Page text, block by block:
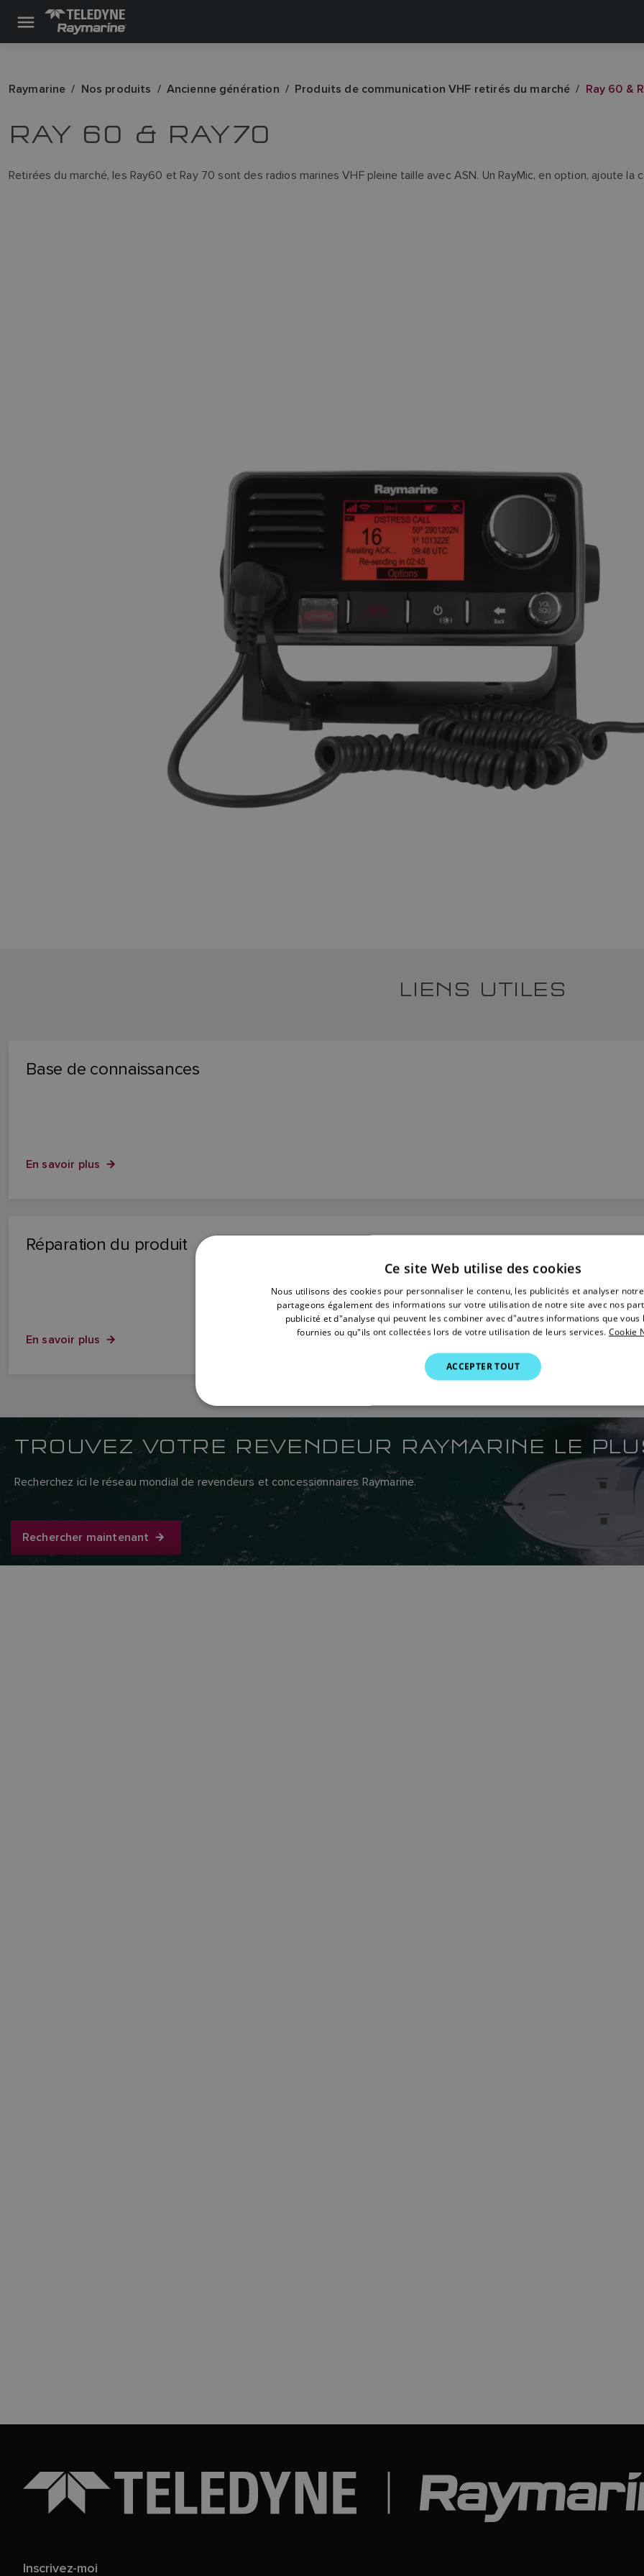
Raymarine Nos produits Ancienne génération Produits de communication VHF retirés du marché Ray 60 &
RAY 60 & RAY70
Retirées du marché, les Ray60 et Ray 70 sont des radios marines VHF pleine taille avec ASN. Un RayMic, en option, ajoute la
LIENS UTILES
Base de connaissances
En savoir plus
Réparation du produit
En savoir plus
TROUVEZ VOTRE REVENDEUR RAYMARINE LE
Recherchez ici le réseau mondial de revendeurs et concessionnaires Raymarine.
Rechercher maintenant
Inscrivez-moi
Ce site Web utilise des cookies
Nous utilisons des cookies pour personnaliser le contenu, les publicités et analyser
partageons également des informations sur votre utilisation de notre site avec nos
publicité et d"analyse qui peuvent les combiner avec d"autres informations que vous
fournies ou qu"ils ont collectées lors de votre utilisation de leurs services. Cookie
ACCEPTER TOUT